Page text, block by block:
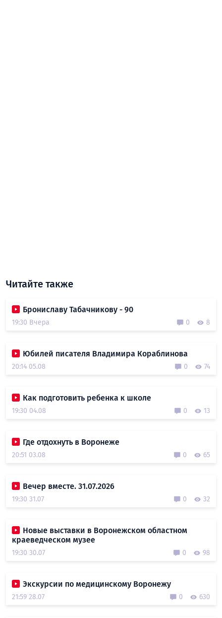
Читайте также
Брониславу Табачникову - 90
19:30 Вчера 0 8
Юбилей писателя Владимира Кораблинова
20:14 05.08 0 74
Как подготовить ребенка к школе
19:30 04.08 0 13
Где отдохнуть в Воронеже
20:51 03.08 0 65
Вечер вместе. 31.07.2026
19:30 31.07 0 32
Новые выставки в Воронежском областном
краеведческом музее
19:30 30.07 0 98
Экскурсии по медицинскому Воронежу
21:59 28.07 0 630